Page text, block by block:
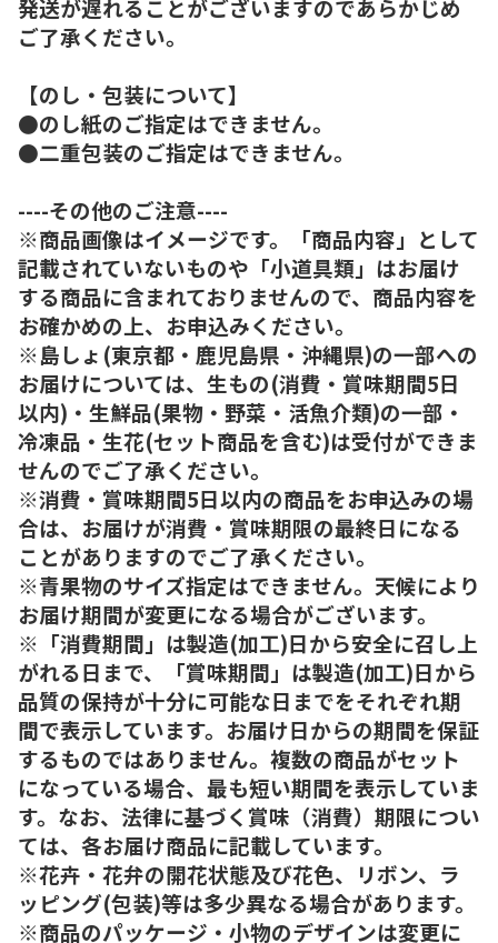
発送が遅れることがございますのであらかじめ
ご了承ください。
【のし・包装について】
●のし紙のご指定はできません。
●二重包装のご指定はできません。
----その他のご注意----
※商品画像はイメージです。「商品内容」として
記載されていないものや「小道具類」はお届け
する商品に含まれておりませんので、商品内容を
お確かめの上、お申込みください。
※島しょ(東京都・鹿児島県・沖縄県)の一部への
お届けについては、生もの(消費・賞味期間5日
以内)・生鮮品(果物・野菜・活魚介類)の一部・
冷凍品・生花(セット商品を含む)は受付ができま
せんのでご了承ください。
※消費・賞味期間5日以内の商品をお申込みの場
合は、お届けが消費・賞味期限の最終日になる
ことがありますのでご了承ください。
※青果物のサイズ指定はできません。天候により
お届け期間が変更になる場合がございます。
※「消費期間」は製造(加工)日から安全に召し上
がれる日まで、「賞味期間」は製造(加工)日から
品質の保持が十分に可能な日までをそれぞれ期
間で表示しています。お届け日からの期間を保証
するものではありません。複数の商品がセット
になっている場合、最も短い期間を表示していま
す。なお、法律に基づく賞味（消費）期限につい
ては、各お届け商品に記載しています。
※花卉・花弁の開花状態及び花色、リボン、ラ
ッピング(包装)等は多少異なる場合があります。
※商品のパッケージ・小物のデザインは変更に